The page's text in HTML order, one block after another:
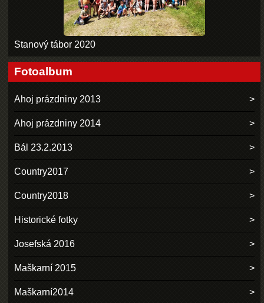
Stanový tábor 2020
Fotoalbum
Ahoj prázdniny 2013
Ahoj prázdniny 2014
Bál 23.2.2013
Country2017
Country2018
Historické fotky
Josefská 2016
Maškarní 2015
Maškarní2014